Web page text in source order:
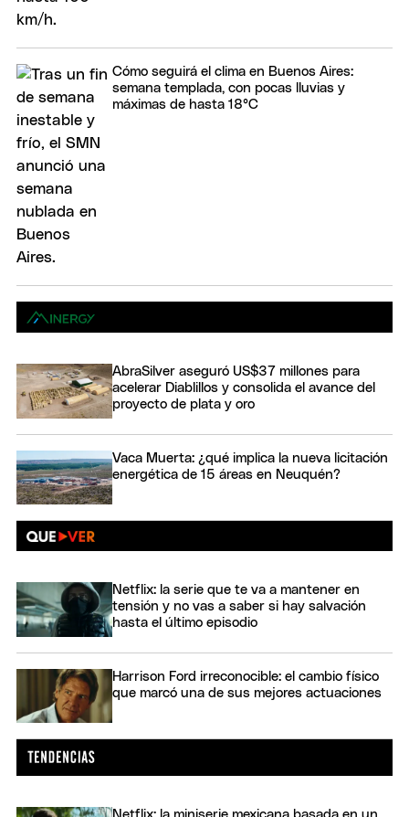
Cómo seguirá el clima en Buenos Aires:
semana templada, con pocas lluvias y
máximas de hasta 18°C
AbraSilver aseguró US$37 millones para
acelerar Diablillos y consolida el avance del
proyecto de plata y oro
Vaca Muerta: ¿qué implica la nueva licitación
energética de 15 áreas en Neuquén?
Netflix: la serie que te va a mantener en
tensión y no vas a saber si hay salvación
hasta el último episodio
Harrison Ford irreconocible: el cambio físico
que marcó una de sus mejores actuaciones